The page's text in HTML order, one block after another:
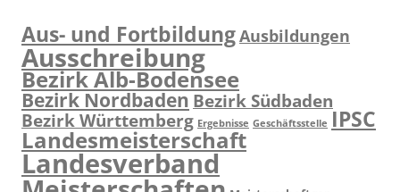
Aus- und FortbildungAusbildungen
Ausschreibung
Bezirk Alb-Bodensee
Bezirk NordbadenBezirk Südbaden
Bezirk Württemberg Ergebnisse Geschäftsstelle IPSC
Landesmeisterschaft
Landesverband